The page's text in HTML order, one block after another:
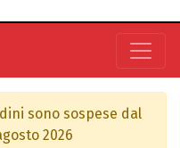
sono sospese dal
2026